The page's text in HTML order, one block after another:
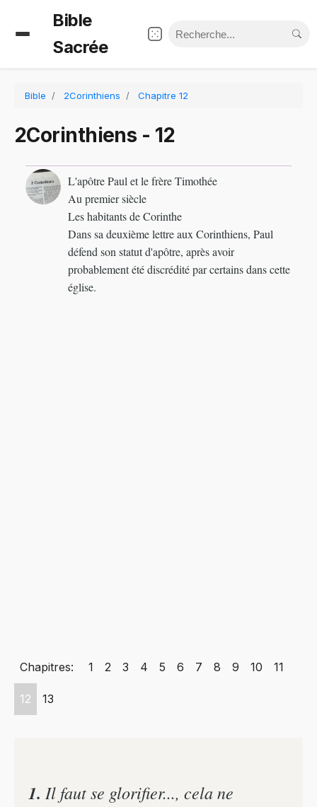
Bible
Sacrée
Bible 2Corinthiens Chapitre 12
2Corinthiens - 12
L'apôtre Paul et le frère Timothée
Au premier siècle
Les habitants de Corinthe
Dans sa deuxième lettre aux Corinthiens, Paul
défend son statut d'apôtre, après avoir
probablement été discrédité par certains dans cette
église.
Chapitres: 1 2 3 4 5 6 7 8 9 10 11
12 13
1. Il faut se glorifier..., cela ne